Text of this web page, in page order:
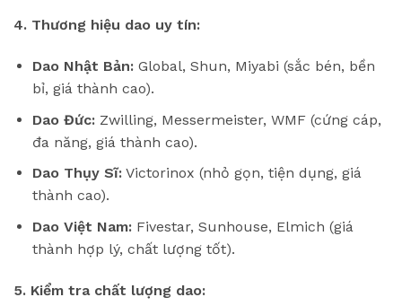
4. Thương hiệu dao uy tín:
Dao Nhật Bản:Global, Shun, Miyabi (sắc bén, bền
bỉ, giá thành cao).
Dao Đức:Zwilling, Messermeister, WMF (cứng cáp,
đa năng, giá thành cao).
Dao Thụy Sĩ:Victorinox (nhỏ gọn, tiện dụng, giá
thành cao).
Dao Việt Nam:Fivestar, Sunhouse, Elmich (giá
thành hợp lý, chất lượng tốt).
5. Kiểm tra chất lượng dao: